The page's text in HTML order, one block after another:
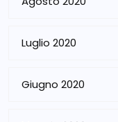
Luglio 2020
Giugno 2020